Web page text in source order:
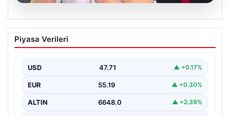
Transfer krizi soruşturmaya dönüştü!
Burhan Can Terzi için harekete geçildi
Piyasa Verileri
USD 47.71 ▲ +0.17%
EUR 55.19 ▲ +0.30%
ALTIN 6648.0 ▲ +2.39%